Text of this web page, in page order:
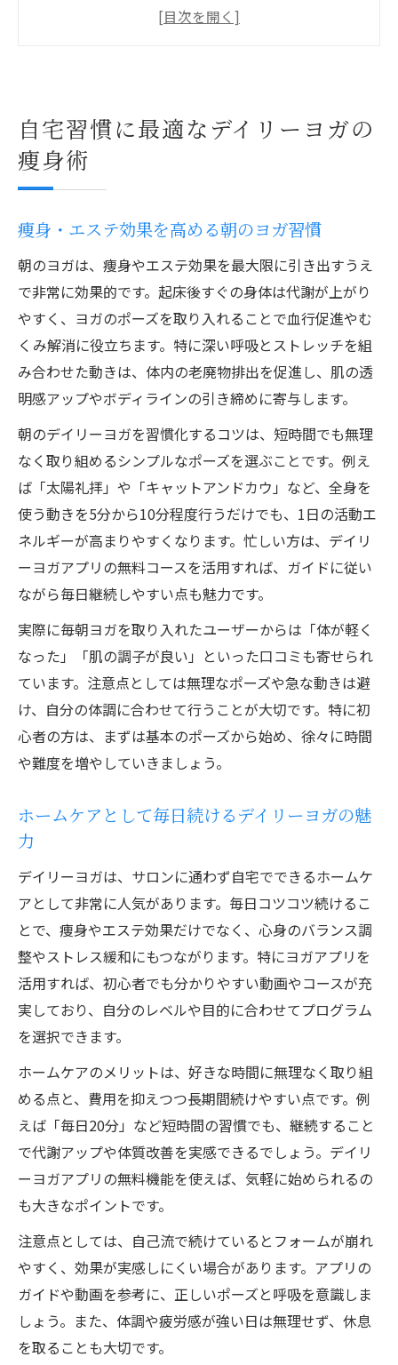
は
自宅痩身を叶える簡単デイリーヨガ実践法
ホームケアで実感できるエステ効果の理由
エステ級のボディラインを目指すヨガ習慣
自宅エステ感覚で続く痩身・ホームケア術
ホームケアヨガで美しい体型を維持する方
法
痩身を目指すなら毎日のヨガが効果的
ホームケアとして毎日ヨガを続けるメリッ
ト
ヨガで痩身を目指す人におすすめの習慣づ
くり
毎日のヨガ習慣がもたらすエステ級変化
痩身とホームケア両立のポイントを解説
忙しい女性にも優しいデイリーヨガ活用法
短時間でも痩身・エステ効果を感じるヨガ
忙しくても続くホームケア痩身メソッド
時短ヨガで叶えるエステ級ボディメイク
隙間時間を活用したホームケアヨガの工夫
デイリーヨガで無理なく痩身を目指す方法
無料アプリとエステ効果のヨガ活用ポイント
ホームケアに最適なデイリーヨガアプリ解
説
無料アプリで始めるホームケア痩身のポイ
ント
エステ効果を高めるアプリ活用のコツとは
痩身とエステを意識したアプリ機能の活用
実践者が語るホームケア痩身のリアル
痩身・エステ効果を実感したホームケア体
験談
デイリーヨガ実践者が語る継続の秘訣と工
夫
ホームケアで変化を感じた痩身エピソード
実践者が選ぶエステ級ヨガのおすすめポイ
ント
ホームケア痩身で得たリアルな成果報告
自宅習慣に最適なデイリーヨガの
痩身術
痩身・エステ効果を高める朝のヨガ習慣
朝のヨガは、痩身やエステ効果を最大限に引き出すうえ
で非常に効果的です。起床後すぐの身体は代謝が上がり
やすく、ヨガのポーズを取り入れることで血行促進やむ
くみ解消に役立ちます。特に深い呼吸とストレッチを組
み合わせた動きは、体内の老廃物排出を促進し、肌の透
明感アップやボディラインの引き締めに寄与します。
朝のデイリーヨガを習慣化するコツは、短時間でも無理
なく取り組めるシンプルなポーズを選ぶことです。例え
ば「太陽礼拝」や「キャットアンドカウ」など、全身を
使う動きを5分から10分程度行うだけでも、1日の活動エ
ネルギーが高まりやすくなります。忙しい方は、デイリ
ーヨガアプリの無料コースを活用すれば、ガイドに従い
ながら毎日継続しやすい点も魅力です。
実際に毎朝ヨガを取り入れたユーザーからは「体が軽く
なった」「肌の調子が良い」といった口コミも寄せられ
ています。注意点としては無理なポーズや急な動きは避
け、自分の体調に合わせて行うことが大切です。特に初
心者の方は、まずは基本のポーズから始め、徐々に時間
や難度を増やしていきましょう。
ホームケアとして毎日続けるデイリーヨガの魅
力
デイリーヨガは、サロンに通わず自宅でできるホームケ
アとして非常に人気があります。毎日コツコツ続けるこ
とで、痩身やエステ効果だけでなく、心身のバランス調
整やストレス緩和にもつながります。特にヨガアプリを
活用すれば、初心者でも分かりやすい動画やコースが充
実しており、自分のレベルや目的に合わせてプログラム
を選択できます。
ホームケアのメリットは、好きな時間に無理なく取り組
める点と、費用を抑えつつ長期間続けやすい点です。例
えば「毎日20分」など短時間の習慣でも、継続すること
で代謝アップや体質改善を実感できるでしょう。デイリ
ーヨガアプリの無料機能を使えば、気軽に始められるの
も大きなポイントです。
注意点としては、自己流で続けているとフォームが崩れ
やすく、効果が実感しにくい場合があります。アプリの
ガイドや動画を参考に、正しいポーズと呼吸を意識しま
しょう。また、体調や疲労感が強い日は無理せず、休息
を取ることも大切です。